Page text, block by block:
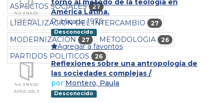
ASPECTOS SOCIALES 27
LIBERALIZACION DEL INTERCAMBIO 27
MODERNIZACION 27 METODOLOGIA 26
PARTIDOS POLITICOS 26
torno al metodo de la teología en
América Latina.
Publicado 1976
Desconocido
Agregar a favoritos
Reflexiones sobre una antropología de
las sociedades complejas /
por Montero, Paula
Desconocido